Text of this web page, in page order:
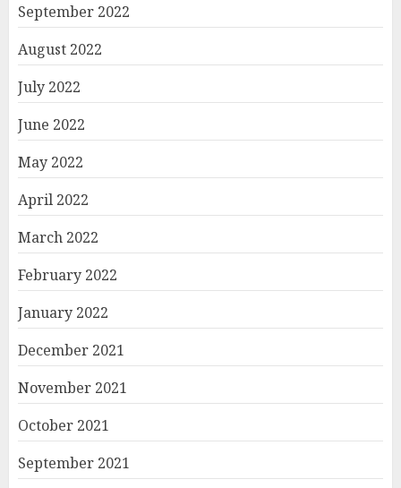
September 2022
August 2022
July 2022
June 2022
May 2022
April 2022
March 2022
February 2022
January 2022
December 2021
November 2021
October 2021
September 2021